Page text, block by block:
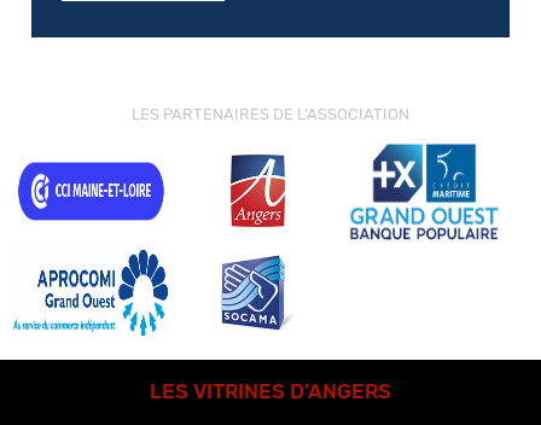
LES PARTENAIRES DE L'ASSOCIATION
LES VITRINES D'ANGERS